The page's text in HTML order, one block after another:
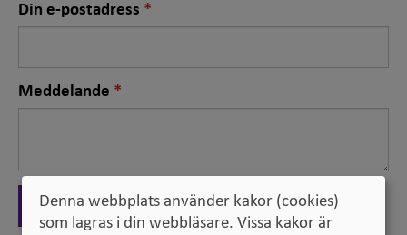
Din e-postadress Nödvändigt
fält
Meddelande Nödvändigt
fält
Skicka
Denna webbplats använder kakor (cookies)
som lagras i din webbläsare. Vissa kakor är